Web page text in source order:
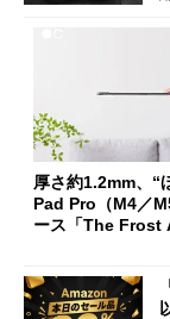
厚さ約1.2mm、“
Pad Pro（M4／
ース「The